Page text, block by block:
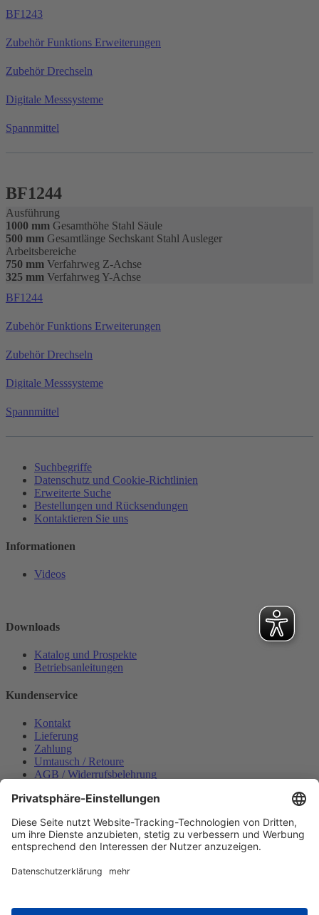
BF1243
Zubehör Funktions Erweiterungen
Zubehör Drechseln
Digitale Messsysteme
Spannmittel
BF1244
Ausführung
1000 mm Gesamthöhe Stahl Säule
500 mm Gesamtlänge Sechskant Stahl Ausleger
Arbeitsbereiche
750 mm Verfahrweg Z-Achse
325 mm Verfahrweg Y-Achse
BF1244
Zubehör Funktions Erweiterungen
Zubehör Drechseln
Digitale Messsysteme
Spannmittel
Suchbegriffe
Datenschutz und Cookie-Richtlinien
Erweiterte Suche
Bestellungen und Rücksendungen
Kontaktieren Sie uns
Informationen
Videos
Downloads
Katalog und Prospekte
Betriebsanleitungen
Kundenservice
Kontakt
Lieferung
Zahlung
Umtausch / Retoure
AGB / Widerrufsbelehrung
Datenschutzerklärung
Bestellung widerrufen
Mein konto